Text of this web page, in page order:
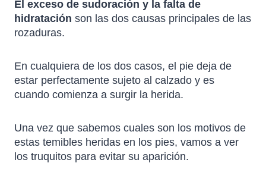
El exceso de sudoración y la falta de
hidratación son las dos causas principales de las
rozaduras.
En cualquiera de los dos casos, el pie deja de
estar perfectamente sujeto al calzado y es
cuando comienza a surgir la herida.
Una vez que sabemos cuales son los motivos de
estas temibles heridas en los pies, vamos a ver
los truquitos para evitar su aparición.